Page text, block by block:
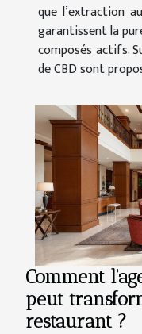
que l’extraction
garantissent la
composés actifs.
de CBD sont
Comment
peut
restaurant ?